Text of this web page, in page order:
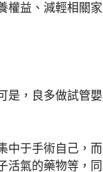
權益、減輕相關
是，良多做試管
中于手術自己，
氣的藥物等，同